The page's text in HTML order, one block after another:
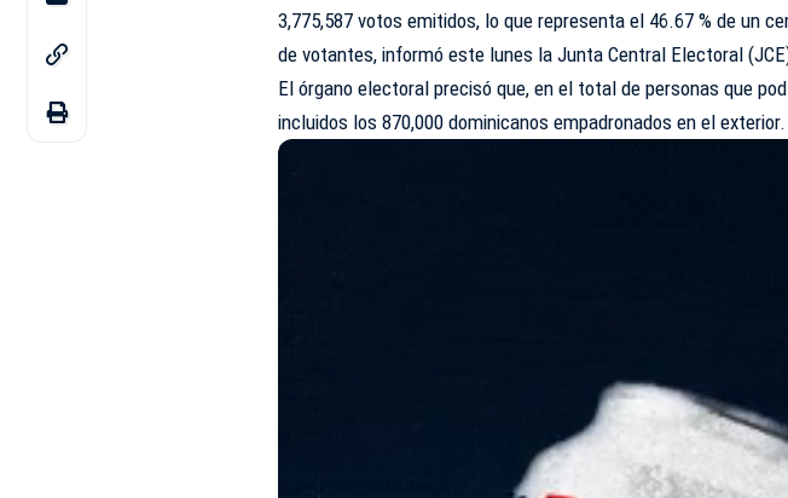
3,775,587 votos emitidos, lo que representa el 46.67 % de un
de votantes, informó este lunes la Junta Central Electoral
El órgano electoral precisó que, en el total de personas que
incluidos los 870,000 dominicanos empadronados en el exterior.